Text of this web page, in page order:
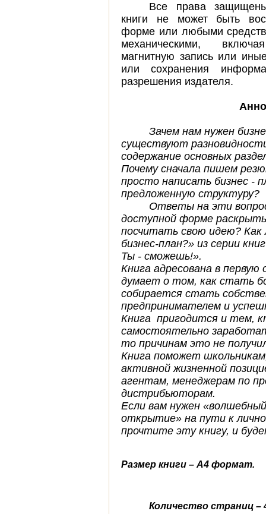
Все права
книги не может быть
форме или любыми
механическими,
магнитную запись или
или сохранения
разрешения издателя.
Зачем нам нужен
существуют
содержание основных
Почему сначала пишем
просто написать бизнес -
предложенную структуру?
Ответы на эти
доступной форме
посчитать свою идею? Как
бизнес-план?» из серии
Ты - сможешь!».
Книга адресована в
думает о том, как стать
собирается стать
предпринимателем и
Книга пригодится и тем,
самостоятельно
то причинам это не
Книга поможет
активной жизненной
агентам, менеджерам по
дистрибьюторам.
Если вам нужен
открытие» на пути к
прочтите эту книгу, и
Размер книги – А4 формат.
Количество страниц –